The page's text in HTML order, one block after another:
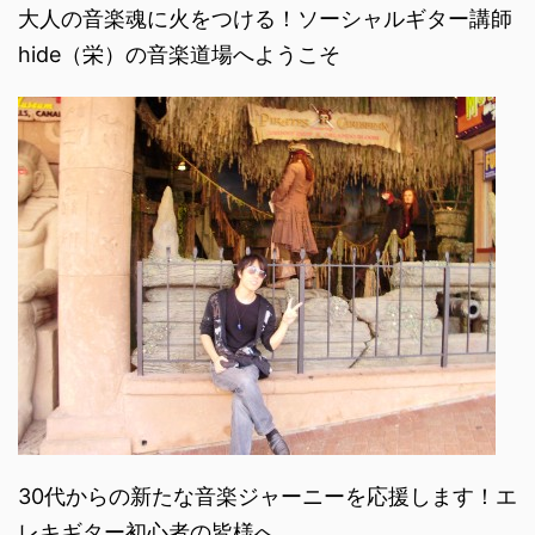
大人の音楽魂に火をつける！ソーシャルギター講師
hide（栄）の音楽道場へようこそ
30代からの新たな音楽ジャーニーを応援します！エ